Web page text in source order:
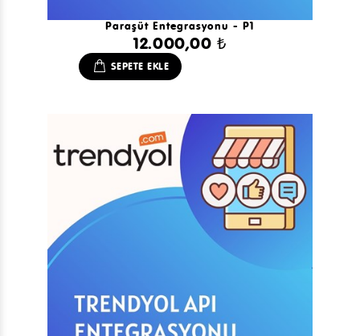
Paraşüt Entegrasyonu - P1
12.000,00 ₺
SEPETE EKLE